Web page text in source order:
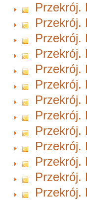
Przekrój.
Przekrój.
Przekrój.
Przekrój.
Przekrój.
Przekrój.
Przekrój.
Przekrój.
Przekrój.
Przekrój.
Przekrój.
Przekrój.
Przekrój.